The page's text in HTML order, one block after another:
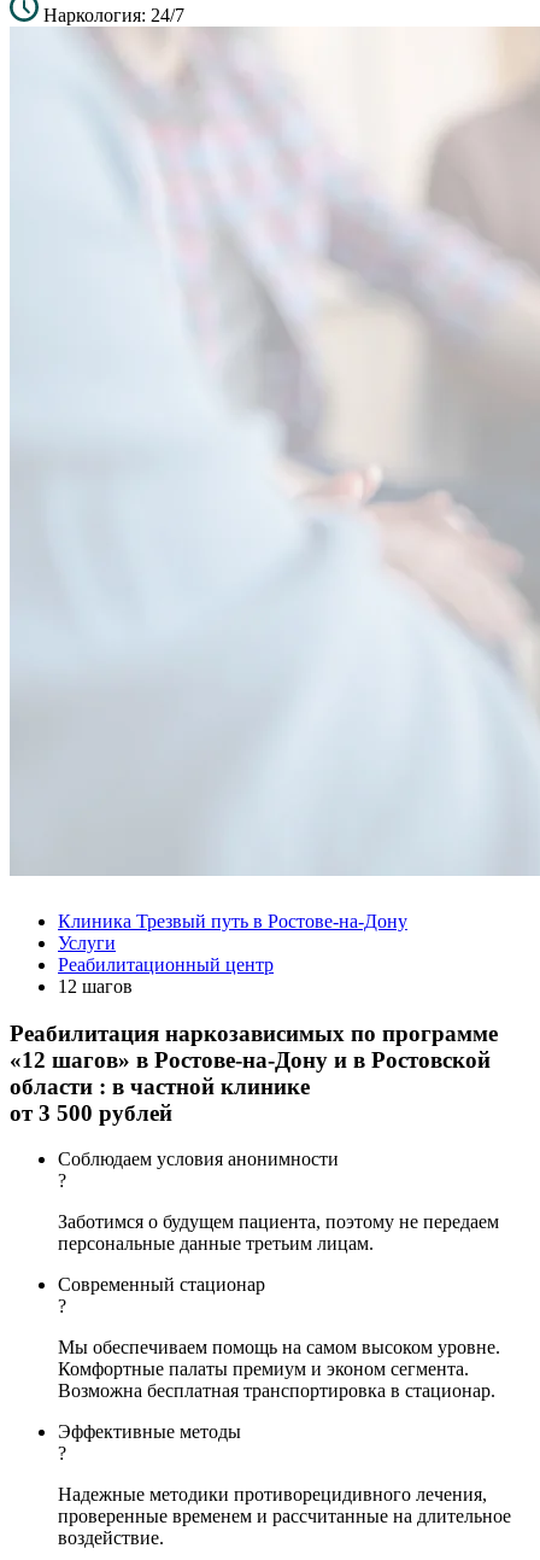
Наркология: 24/7
Клиника Трезвый путь в Ростове-на-Дону
Услуги
Реабилитационный центр
12 шагов
Реабилитация наркозависимых по программе
«12 шагов» в Ростове-на-Дону и в Ростовской
области : в частной клинике
от3 500 рублей
Соблюдаем условия анонимности
?
Заботимся о будущем пациента, поэтому не передаем
персональные данные третьим лицам.
Современный стационар
?
Мы обеспечиваем помощь на самом высоком уровне.
Комфортные палаты премиум и эконом сегмента.
Возможна бесплатная транспортировка в стационар.
Эффективные методы
?
Надежные методики противорецидивного лечения,
проверенные временем и рассчитанные на длительное
воздействие.